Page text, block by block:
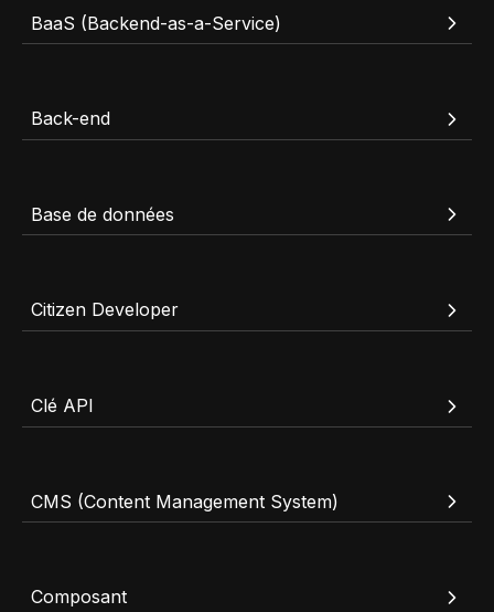
Bibliothèque de
Rejoins nous sur
BaaS (Backend-as-a-Service)
Back-end
Base de données
Citizen Developer
Clé API
CMS (Content Management System)
Composant